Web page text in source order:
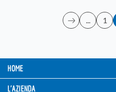
1
HOME
L'AZIENDA